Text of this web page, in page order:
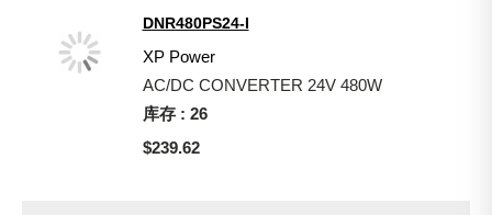
DNR480PS24-I
XP Power
AC/DC CONVERTER 24V 480W
库存 : 26
$239.62